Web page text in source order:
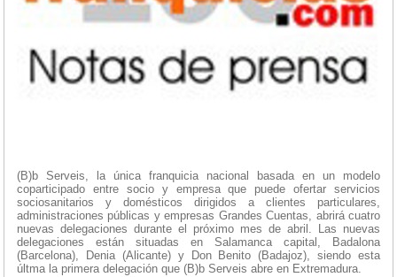
(B)b Serveis, la única franquicia nacional basada en un modelo
coparticipado entre socio y empresa que puede ofertar servicios
sociosanitarios y domésticos dirigidos a clientes particulares,
administraciones públicas y empresas Grandes Cuentas, abrirá cuatro
nuevas delegaciones durante el próximo mes de abril. Las nuevas
delegaciones están situadas en Salamanca capital, Badalona
(Barcelona), Denia (Alicante) y Don Benito (Badajoz), siendo esta
últma la primera delegación que (B)b Serveis abre en Extremadura.